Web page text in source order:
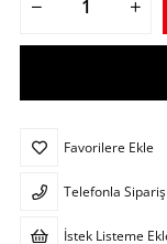
Favorilere Ekle
Telefonla Sipariş
İstek Listeme